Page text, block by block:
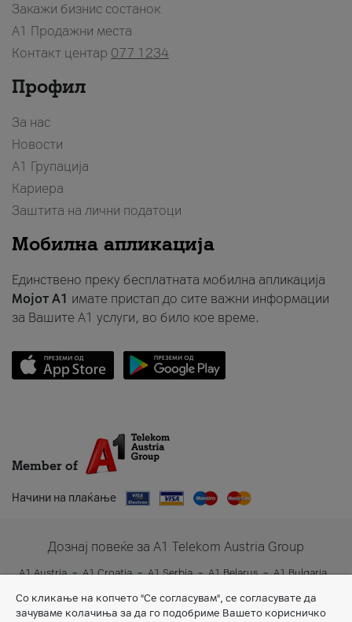
Закажи бизнис состанок
A1 Продажни места
Контакт центар 077 1234
Профил
За нас
Новости
А1 Групација
Кариера
Заштита на лични податоци
Мобилна апликација
Единствено преку бесплатната мобилна апликација
Мојот A1 имате пристап до сите важни информации
за Вашите A1 услуги, во било кое време.
Member of
Начини на плаќање
Дознај повеќе за A1 Telekom Austria Group
A1 Austria A1 Croatia A1 Serbia A1 Belarus
A1 Bulgaria
A1 Slovenia
A1 Digital
Со кликање на копчето "Се согласувам", се согласувате да
зачуваме колачиња за да го подобриме Вашето корисничко